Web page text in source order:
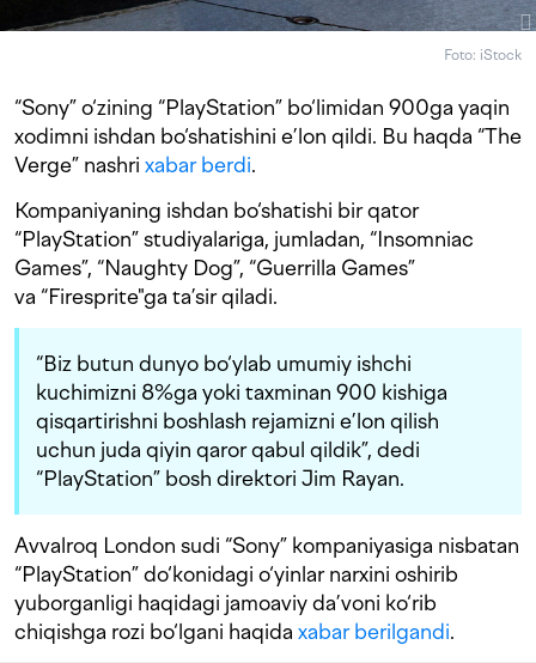
Foto: iStock
“Sony” o‘zining “PlayStation” bo‘limidan 900ga yaqin
xodimni ishdan bo‘shatishini e’lon qildi. Bu haqda “The
Verge” nashri xabar berdi.
Kompaniyaning ishdan bo‘shatishi bir qator
“PlayStation” studiyalariga, jumladan, “Insomniac
Games”, “Naughty Dog”, “Guerrilla Games”
va “Firesprite"ga ta’sir qiladi.
“Biz butun dunyo bo‘ylab umumiy ishchi
kuchimizni 8%ga yoki taxminan 900 kishiga
qisqartirishni boshlash rejamizni e’lon qilish
uchun juda qiyin qaror qabul qildik”, dedi
“PlayStation” bosh direktori Jim Rayan.
Avvalroq London sudi “Sony” kompaniyasiga nisbatan
“PlayStation” do‘konidagi o‘yinlar narxini oshirib
yuborganligi haqidagi jamoaviy da’voni ko‘rib
chiqishga rozi bo‘lgani haqida xabar berilgandi.